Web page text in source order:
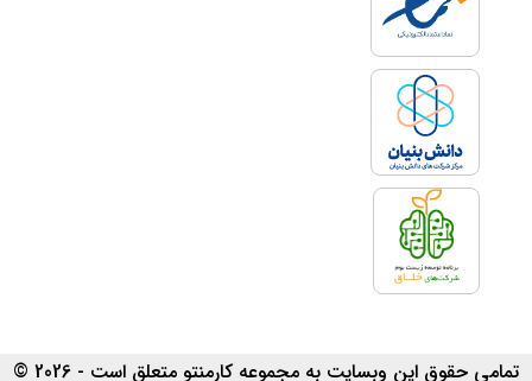
تمامی حقوق این وبسایت به مجموعه کارمنتو متعلق است - 2026 ©